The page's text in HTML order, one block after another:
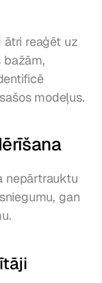
ātri reaģēt uz
bažām,
modeļus.
nepārtrauktu
gan